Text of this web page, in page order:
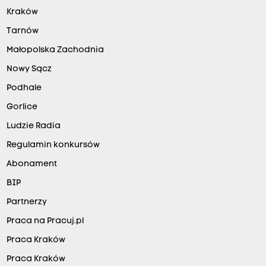
Kraków
Tarnów
Małopolska Zachodnia
Nowy Sącz
Podhale
Gorlice
Ludzie Radia
Regulamin konkursów
Abonament
BIP
Partnerzy
Praca na Pracuj.pl
Praca Kraków
Praca Kraków